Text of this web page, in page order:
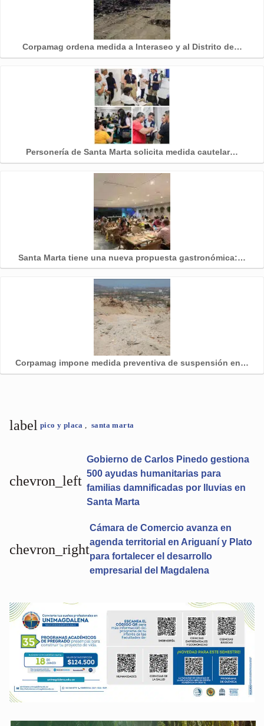
Corpamag ordena medida a Interaseo y al Distrito de…
Personería de Santa Marta solicita medida cautelar…
Santa Marta tiene una nueva propuesta gastronómica:…
Corpamag impone medida preventiva de suspensión en…
label pico y placa, santa marta
chevron_left
Gobierno de Carlos Pinedo gestiona
500 ayudas humanitarias para
familias damnificadas por lluvias en
Santa Marta
Cámara de Comercio avanza en
agenda territorial en Ariguaní y Plato
para fortalecer el desarrollo
empresarial del Magdalena
chevron_right